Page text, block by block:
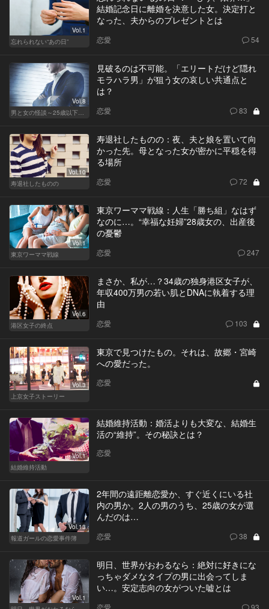
Vol.1
忘れられない“あの日”
結婚記念日に離婚を決意した女。決定打と
なった、夫からのプレゼントとは
恋愛 54
Vol.8
見破るのは不可能。「エリートだけど隠れ
モラハラ男」が狙う女の哀しい共通点と
は？
恋愛 83
Vol.10
寿退社したものの
寿退社したものの：夜、夫と娘を置いて向
かった先。母となった女が密かに平穏を得
る場所
恋愛 72
Vol.1
東京ワーママ戦線
東京ワーママ戦線：人生「勝ち組」なはず
なのに…。“幸福な妊婦”28歳女の、出産後
の憂鬱
恋愛 247
Vol.6
港区女子の終点
まさか、私が…？34歳の独身港区女子が、
年収400万男の若い肌とDNAに執着する理
由
恋愛 103
Vol.3
上京女子ストーリー
東京で見つけたもの。それは、故郷・宮崎
への愛だった。
恋愛
Vol.1
結婚維持活動
結婚維持活動：婚活よりも大変な、結婚生
活の“維持”。その秘訣とは？
恋愛
Vol.13
報道ガールの恋愛事件簿
2年間の遠距離恋愛か、すぐ近くにいる社
内の男か。2人の男のうち、25歳の女が選
んだのは…
恋愛 38
Vol.1
明日、世界がおわるなら：絶対に好きにな
っちゃダメなタイプの男に出会ってしま
い…。安定志向の女がついた嘘とは